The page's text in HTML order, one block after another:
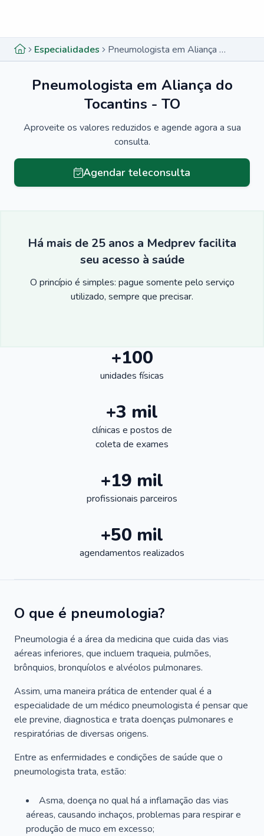
Especialidades Pneumologista em Aliança do Tocantins - TO
Pneumologista em Aliança do
Tocantins - TO
Aproveite os valores reduzidos e agende agora a sua
consulta.
Agendar teleconsulta
Há mais de 25 anos a Medprev facilita
seu acesso à saúde
O princípio é simples: pague somente pelo serviço
utilizado, sempre que precisar.
+100
unidades físicas
+3 mil
clínicas e postos de
coleta de exames
+19 mil
profissionais parceiros
+50 mil
agendamentos realizados
O que é pneumologia?
Pneumologia é a área da medicina que cuida das vias
aéreas inferiores, que incluem traqueia, pulmões,
brônquios, bronquíolos e alvéolos pulmonares.
Assim, uma maneira prática de entender qual é a
especialidade de um médico pneumologista é pensar que
ele previne, diagnostica e trata doenças pulmonares e
respiratórias de diversas origens.
Entre as enfermidades e condições de saúde que o
pneumologista trata, estão:
Asma, doença no qual há a inflamação das vias
aéreas, causando inchaços, problemas para respirar e
produção de muco em excesso;